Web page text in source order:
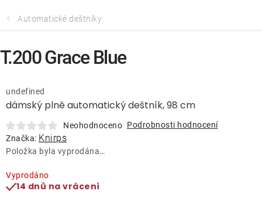
Doplňky
Deštníky
Automatické deštníky
dámský plně automatický deštník, 98 cm
undefined
Neohodnoceno Podrobnosti hodnocení
Značka: Knirps
Položka byla vyprodána…
Vyprodáno
14 dnů na vrácení
T.200 Grace Blue